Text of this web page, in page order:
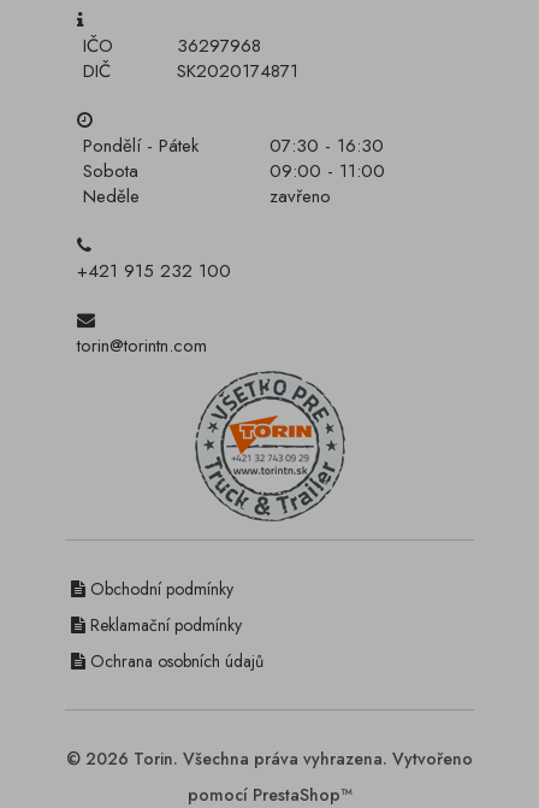
IČO
36297968
DIČ
SK2020174871
Pondělí - Pátek
07:30 - 16:30
Sobota
09:00 - 11:00
Neděle
zavřeno
+421 915 232 100
torin@torintn.com
Obchodní podmínky
Reklamační podmínky
Ochrana osobních údajů
© 2026 Torin. Všechna práva vyhrazena. Vytvořeno
pomocí PrestaShop™